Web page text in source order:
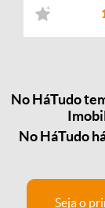
No HáTudo
No HáTudo
Seja o